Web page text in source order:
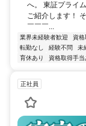
へ。 東証プライ
ご紹介します！
￣￣￣...
業界未経験者歓迎 資格
転勤なし
経験不問 未
育休あり
資格取得手当
正社員